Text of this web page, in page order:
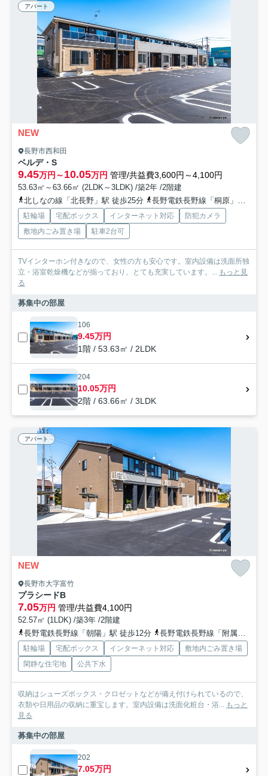
アパート
NEW
長野市西和田
ベルデ・S
9.45万円～10.05万円 管理/共益費3,600円～4,100円
53.63㎡～63.66㎡ (2LDK～3LDK) /築2年 /2階建
北しなの線「北長野」駅 徒歩25分
長野電鉄長野線「桐原」駅 徒歩28分
駐輪場 宅配ボックス インターネット対応
防犯カメラ
敷地内ごみ置き場
駐車2台可
TVインターホン付きなので、女性の方も安心です。室内設備は洗面所独
立・浴室乾燥機などが揃っており、とても充実しています。... もっと見
る
募集中の部屋
106
9.45万円
1階 / 53.63㎡ / 2LDK
204
10.05万円
2階 / 63.66㎡ / 3LDK
アパート
NEW
長野市大字富竹
プラシードB
7.05万円 管理/共益費4,100円
52.57㎡ (1LDK) /築3年 /2階建
長野電鉄長野線「朝陽」駅 徒歩12分
長野電鉄長野線「附属中学前」駅 徒歩19分
駐輪場 宅配ボックス インターネット対応
敷地内ごみ置き場
閑静な住宅地
公共下水
収納はシューズボックス・クロゼットなどが備え付けられているので、
衣類や日用品の収納に重宝します。室内設備は洗面化粧台・浴... もっと
見る
募集中の部屋
202
7.05万円